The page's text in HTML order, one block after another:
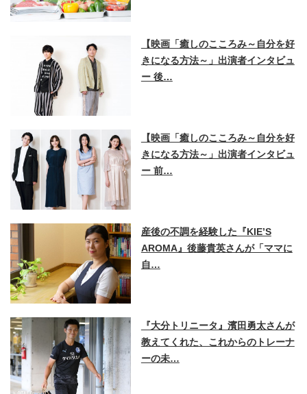
【映画「癒しのこころみ～自分を好
きになる方法～」出演者インタビュ
ー 後…
【映画「癒しのこころみ～自分を好
きになる方法～」出演者インタビュ
ー 前…
産後の不調を経験した『KIE’S
AROMA』後藤貴英さんが「ママに
自…
『大分トリニータ』濱田勇太さんが
教えてくれた、これからのトレーナ
ーの未…